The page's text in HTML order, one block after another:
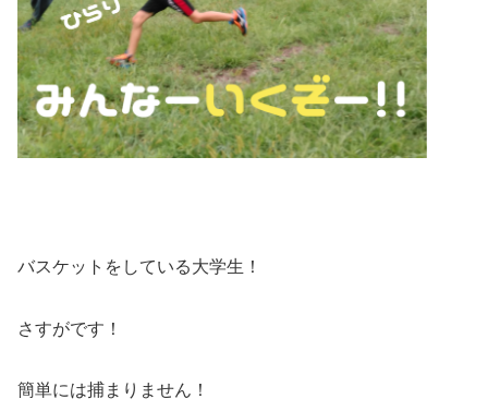
バスケットをしている大学生！
さすがです！
簡単には捕まりません！